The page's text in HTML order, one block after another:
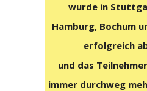
wurde in
Hamburg, Bochum
erfolgreich
und das
immer durchweg